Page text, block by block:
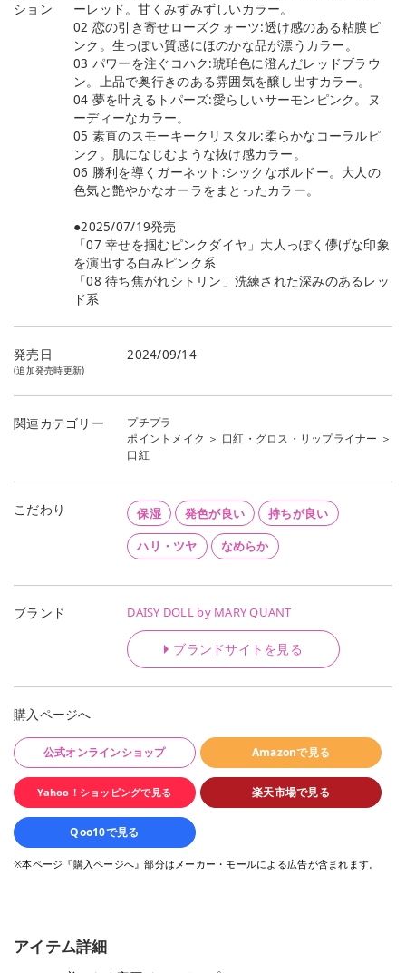
ション
ーレッド。甘くみずみずしいカラー。
02 恋の引き寄せローズクォーツ:透け感のある粘膜ピ
ンク。生っぽい質感にほのかな品が漂うカラー。
03 パワーを注ぐコハク:琥珀色に澄んだレッドブラウ
ン。上品で奥行きのある雰囲気を醸し出すカラー。
04 夢を叶えるトパーズ:愛らしいサーモンピンク。ヌ
ーディーなカラー。
05 素直のスモーキークリスタル:柔らかなコーラルピ
ンク。肌になじむような抜け感カラー。
06 勝利を導くガーネット:シックなボルドー。大人の
色気と艶やかなオーラをまとったカラー。
●2025/07/19発売
「07 幸せを掴むピンクダイヤ」大人っぽく儚げな印象
を演出する白みピンク系
「08 待ち焦がれシトリン」洗練された深みのあるレッ
ド系
発売日
(追加発売時更新)
2024/09/14
関連カテゴリー
プチプラ
ポイントメイク ＞ 口紅・グロス・リップライナー ＞
口紅
こだわり 保湿 発色が良い 持ちが良い
ハリ・ツヤ なめらか
ブランド DAISY DOLL by MARY QUANT
ブランドサイトを見る
購入ページへ
公式オンラインショップ Amazonで見る
Yahoo！ショッピングで見る 楽天市場で見る
Qoo10で見る
※本ページ『購入ページへ』部分はメーカー・モールによる広告が含まれます。
アイテム詳細